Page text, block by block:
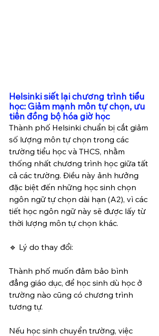
Helsinki siết lại chương trình tiểu
học: Giảm mạnh môn tự chọn, ưu
tiên đồng bộ hóa giờ học
Thành phố Helsinki chuẩn bị cắt giảm
số lượng môn tự chọn trong các
trường tiểu học và THCS, nhằm
thống nhất chương trình học giữa tất
cả các trường. Điều này ảnh hưởng
đặc biệt đến những học sinh chọn
ngôn ngữ tự chọn dài hạn (A2), vì các
tiết học ngôn ngữ này sẽ được lấy từ
thời lượng môn tự chọn khác.
🔹 Lý do thay đổi:
Thành phố muốn đảm bảo bình
đẳng giáo dục, để học sinh dù học ở
trường nào cũng có chương trình
tương tự.
Nếu học sinh chuyển trường, việc